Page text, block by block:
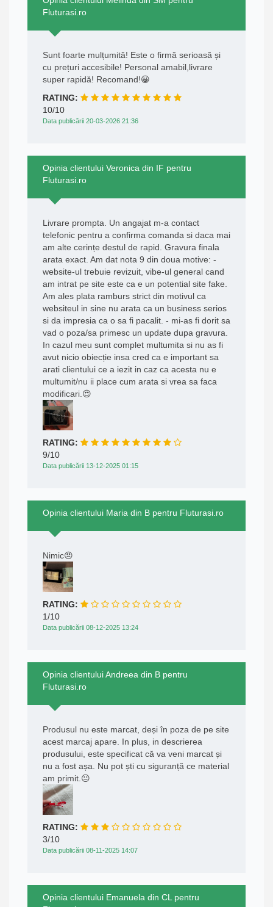
Fluturasi.ro
Sunt foarte mulțumită! Este o firmă serioasă și
cu prețuri accesibile! Personal amabil,livrare
super rapidă! Recomand!😀
RATING:
10/10
Data publicării 20-03-2026 21:36
Opinia clientului Veronica din IF pentru
Fluturasi.ro
Livrare prompta. Un angajat m-a contact
telefonic pentru a confirma comanda si daca mai
am alte cerințe destul de rapid. Gravura finala
arata exact. Am dat nota 9 din doua motive: -
website-ul trebuie revizuit, vibe-ul general cand
am intrat pe site este ca e un potential site fake.
Am ales plata ramburs strict din motivul ca
websiteul in sine nu arata ca un business serios
si da impresia ca o sa fi pacalit. - mi-as fi dorit sa
vad o poza/sa primesc un update dupa gravura.
In cazul meu sunt complet multumita si nu as fi
avut nicio obiecție insa cred ca e important sa
arati clientului ce a iezit in caz ca acesta nu e
multumit/nu ii place cum arata si vrea sa faca
modificari.😍
RATING:
9/10
Data publicării 13-12-2025 01:15
Opinia clientului Maria din B pentru Fluturasi.ro
Nimic😠
RATING:
1/10
Data publicării 08-12-2025 13:24
Opinia clientului Andreea din B pentru
Fluturasi.ro
Produsul nu este marcat, deși în poza de pe site
acest marcaj apare. In plus, in descrierea
produsului, este specificat că va veni marcat și
nu a fost așa. Nu pot ști cu siguranță ce material
am primit.😐
RATING:
3/10
Data publicării 08-11-2025 14:07
Opinia clientului Emanuela din CL pentru